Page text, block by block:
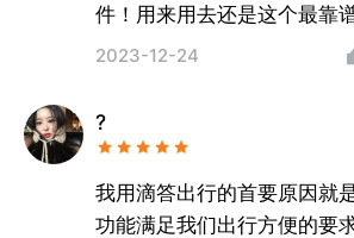
件！用来用去还是这个最靠
是千万人喜爱的平台，实惠
2023-12-24
?
我用滴答出行的首要原因就
功能满足我们出行方便的要